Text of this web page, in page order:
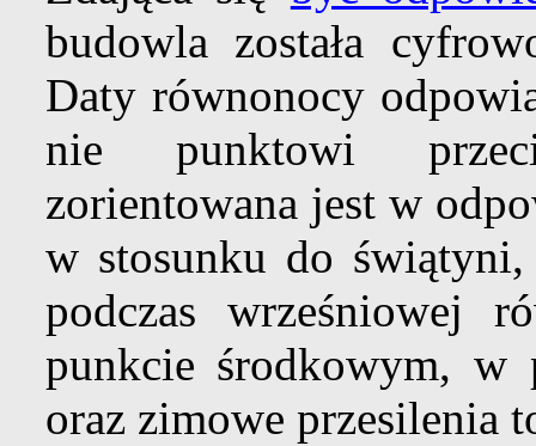
budowla została
Daty równonocy
nie punktowi
zorientowana jest w
w stosunku do
podczas wrześniowej
punkcie środkowym, w
oraz zimowe przesilenia